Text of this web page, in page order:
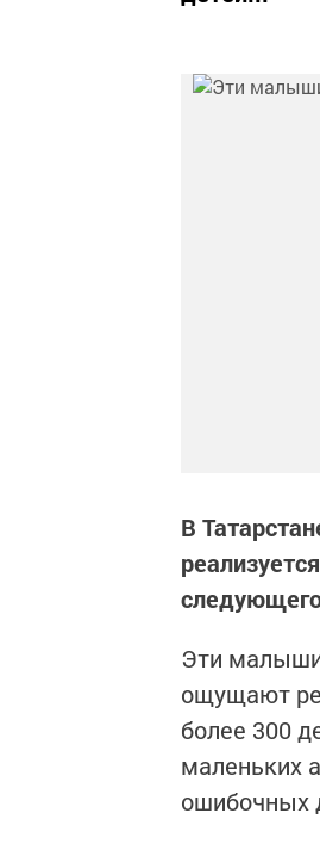
В
Эти малыши
ощущают
более 300
маленьких
ошибочных